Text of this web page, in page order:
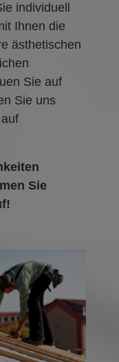
individuell
Ihnen die
ästhetischen
Sie auf
Sie uns
Sie